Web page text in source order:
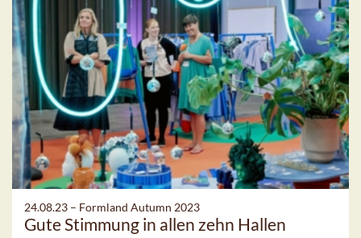
24.08.23 – Formland Autumn 2023
Gute Stimmung in allen zehn Hallen